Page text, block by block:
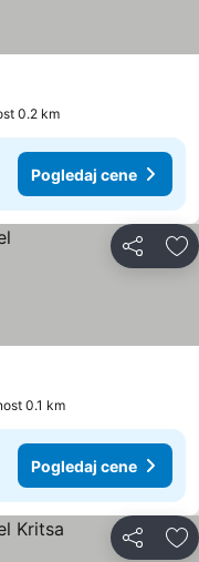
0.2 km
Pogledaj cene
Deli
0.1 km
Pogledaj cene
Deli